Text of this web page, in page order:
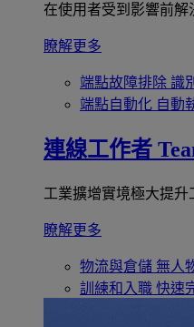
在使用者受到影響前解
瞭解更多
端點故障排除 識
端點自動化 自動
連線工作者
工業擴增實境極大提升
瞭解更多
物流與倉儲 無人
訓練和入職 快速